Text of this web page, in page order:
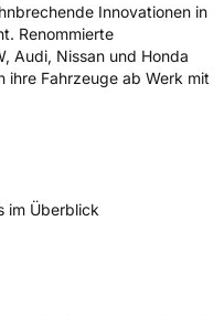
Innovationen in
Renommierte
Audi, Nissan und Honda
ihre Fahrzeuge ab Werk mit
im Überblick